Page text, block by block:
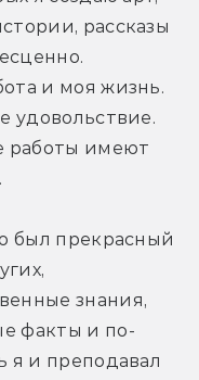
рассказы
и моя жизнь.
удовольствие.
работы имеют
был прекрасный
знания,
факты и по-
и преподавал